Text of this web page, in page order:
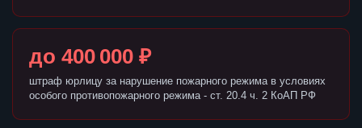
до 400 000 ₽
штраф юрлицу за нарушение пожарного режима в условиях
особого противопожарного режима - ст. 20.4 ч. 2 КоАП РФ